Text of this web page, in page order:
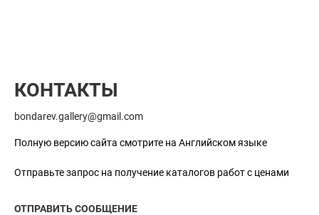
КОНТАКТЫ
bondarev.gallery@gmail.com
Полную версию сайта смотрите на Английском языке
Отправьте запрос на получение каталогов работ с ценами
ОТПРАВИТЬ СООБЩЕНИЕ